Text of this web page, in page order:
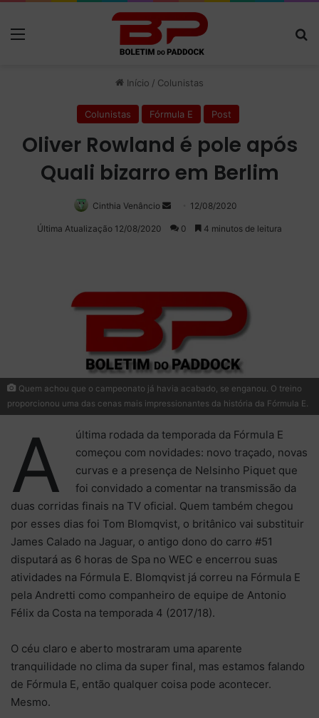
Menu
Início / Colunistas
Colunistas Fórmula E Post
Oliver Rowland é pole após
Quali bizarro em Berlim
Cinthia Venâncio
Mande
um
12/08/2020
Última Atualização 12/08/2020 0 4 minutos de leitura
Quem achou que o campeonato já havia acabado, se enganou. O treino
proporcionou uma das cenas mais impressionantes da história da Fórmula E.
A
última rodada da temporada da Fórmula E
começou com novidades: novo traçado, novas
curvas e a presença de Nelsinho Piquet que
foi convidado a comentar na transmissão da
duas corridas finais na TV oficial. Quem também chegou
por esses dias foi Tom Blomqvist, o britânico vai substituir
James Calado na Jaguar, o antigo dono do carro #51
disputará as 6 horas de Spa no WEC e encerrou suas
atividades na Fórmula E. Blomqvist já correu na Fórmula E
pela Andretti como companheiro de equipe de Antonio
Félix da Costa na temporada 4 (2017/18).
O céu claro e aberto mostraram uma aparente
tranquilidade no clima da super final, mas estamos falando
de Fórmula E, então qualquer coisa pode acontecer.
Mesmo.